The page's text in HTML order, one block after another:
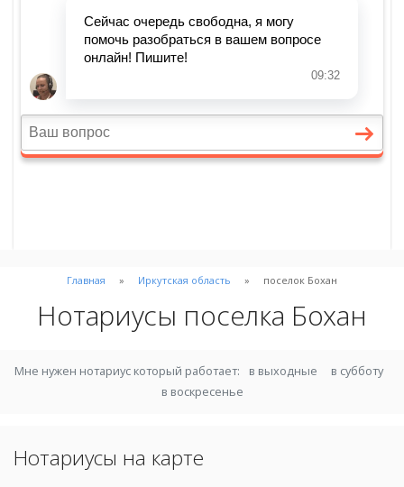
Главная Иркутская область поселок Бохан
Нотариусы поселка Бохан
Мне нужен нотариус который работает: в выходные
в субботу
в воскресенье
Нотариусы на карте